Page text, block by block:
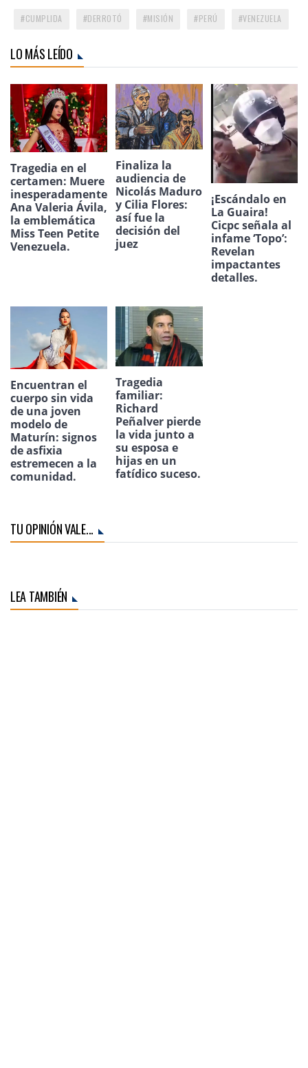
CUMPLIDA DERROTÓ MISIÓN PERÚ VENEZUELA
LO MÁS LEÍDO
Tragedia en el
certamen: Muere
inesperadamente
Ana Valeria Ávila,
la emblemática
Miss Teen Petite
Venezuela.
Finaliza la
audiencia de
Nicolás Maduro
y Cilia Flores:
así fue la
decisión del
juez
¡Escándalo en
La Guaira!
Cicpc señala al
infame ‘Topo’:
Revelan
impactantes
detalles.
Encuentran el
cuerpo sin vida
de una joven
modelo de
Maturín: signos
de asfixia
estremecen a la
comunidad.
Tragedia
familiar:
Richard
Peñalver pierde
la vida junto a
su esposa e
hijas en un
fatídico suceso.
TU OPINIÓN VALE...
LEA TAMBIÉN